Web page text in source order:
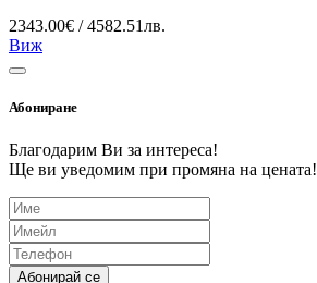
2343.00€ / 4582.51лв.
Виж
Абониране
Благодарим Ви за интереса!
Ще ви уведомим при промяна на цената!
Абонирай се